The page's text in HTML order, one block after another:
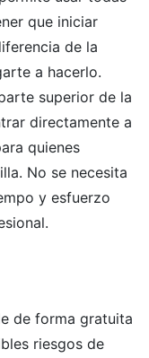
que iniciar
de la
a hacerlo.
superior de la
directamente a
quienes
No se necesita
y esfuerzo
de forma gratuita
riesgos de